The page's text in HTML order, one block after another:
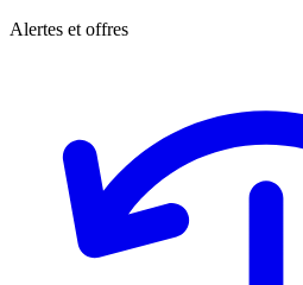
Alertes et offres